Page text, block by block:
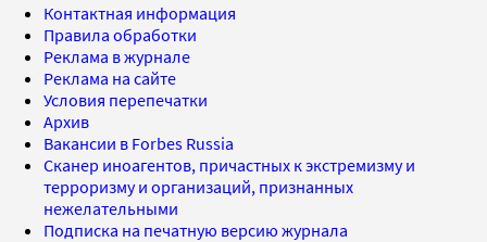
Контактная информация
Правила обработки
Реклама в журнале
Реклама на сайте
Условия перепечатки
Архив
Вакансии в Forbes Russia
Сканер иноагентов, причастных к экстремизму и
терроризму и организаций, признанных
нежелательными
Подписка на печатную версию журнала